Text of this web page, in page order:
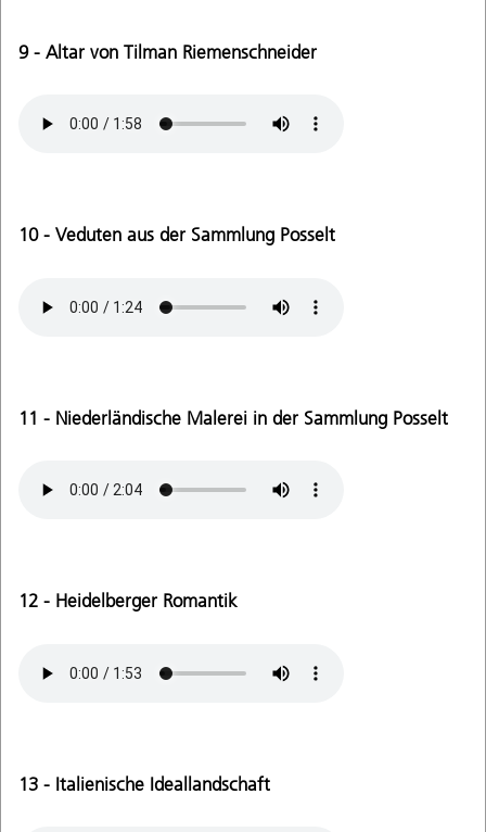
9 - Altar von Tilman Riemenschneider
10 - Veduten aus der Sammlung Posselt
11 - Niederländische Malerei in der Sammlung Posselt
12 - Heidelberger Romantik
13 - Italienische Ideallandschaft